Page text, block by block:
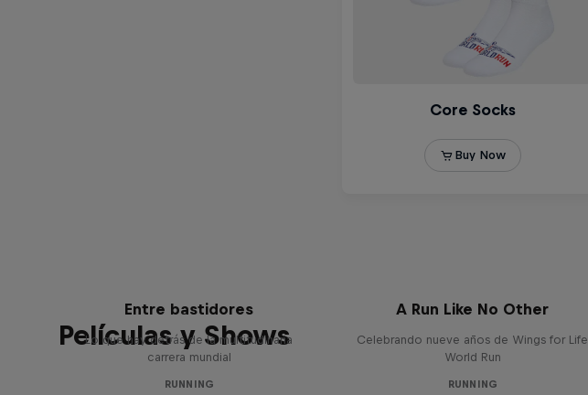
Películas y Shows
Entre bastidores
Lo que hay detrás de la multitudinaria
carrera mundial
RUNNING
A Run Like No Other
Celebrando nueve años de Wings for Life
World Run
RUNNING